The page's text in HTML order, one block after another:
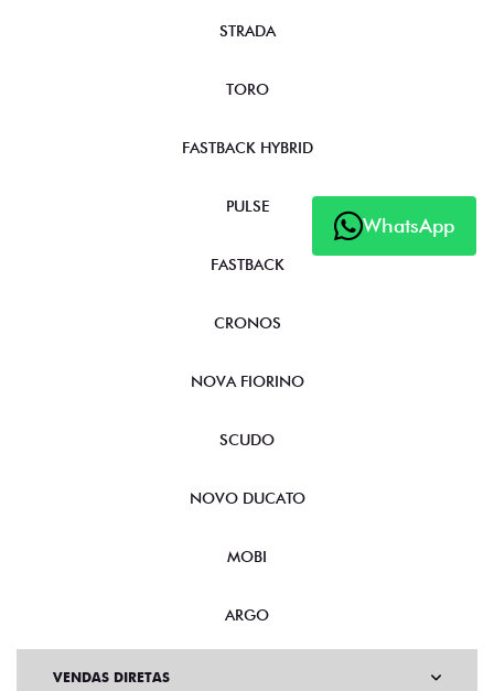
WhatsApp
STRADA
TORO
FASTBACK HYBRID
PULSE
FASTBACK
CRONOS
NOVA FIORINO
SCUDO
NOVO DUCATO
MOBI
ARGO
VENDAS DIRETAS